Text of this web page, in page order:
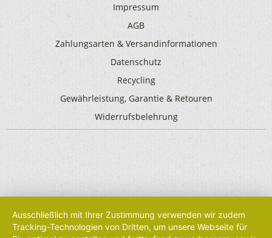
Impressum
AGB
Zahlungsarten & Versandinformationen
Datenschutz
Recycling
Gewährleistung, Garantie & Retouren
Widerrufsbelehrung
Ausschließlich mit Ihrer Zustimmung verwenden wir zudem
Tracking-Technologien von Dritten, um unsere Webseite für